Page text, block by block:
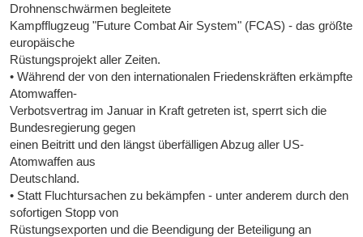
Drohnenschwärmen begleitete
Kampfflugzeug "Future Combat Air System" (FCAS) - das größte
europäische
Rüstungsprojekt aller Zeiten.
• Während der von den internationalen Friedenskräften erkämpfte
Atomwaffen-
Verbotsvertrag im Januar in Kraft getreten ist, sperrt sich die
Bundesregierung gegen
einen Beitritt und den längst überfälligen Abzug aller US-
Atomwaffen aus
Deutschland.
• Statt Fluchtursachen zu bekämpfen - unter anderem durch den
sofortigen Stopp von
Rüstungsexporten und die Beendigung der Beteiligung an